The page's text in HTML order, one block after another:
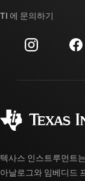
이벤트
투자 관계
대체품 검색
고객 지원 센터
myTI 계정 FAQ
주문 FAQ
TI 에 문의하기
텍사스 인스트루먼트
아날로그와 임베디드